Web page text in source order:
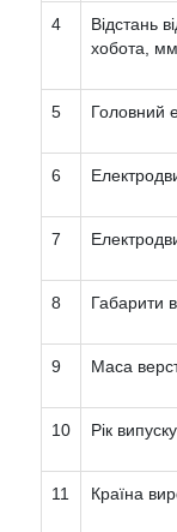
4
Відстань
хобота, мм
5 Головний
6
7
8 Габарити
9 Маса
10 Рік випуску
11 Країна